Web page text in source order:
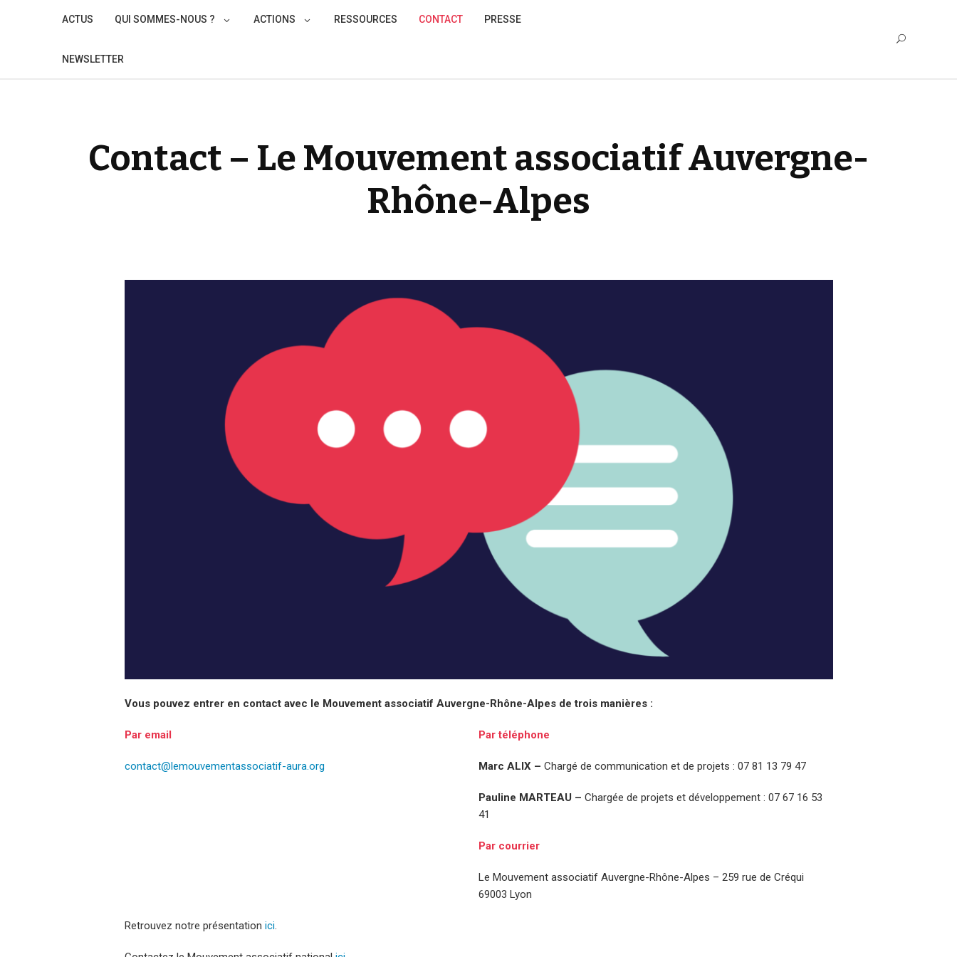
ACTUS QUI SOMMES-NOUS ? ACTIONS RESSOURCES CONTACT PRESSE
NEWSLETTER
Contact – Le Mouvement associatif Auvergne-
Rhône-Alpes
Vous pouvez entrer en contact avec le Mouvement associatif Auvergne-Rhône-Alpes de trois manières :
Par email
contact@lemouvementassociatif-aura.org
Par téléphone
Marc ALIX – Chargé de communication et de projets : 07 81 13 79 47
Pauline MARTEAU – Chargée de projets et développement : 07 67 16 53
41
Par courrier
Le Mouvement associatif Auvergne-Rhône-Alpes – 259 rue de Créqui
69003 Lyon
Retrouvez notre présentation ici.